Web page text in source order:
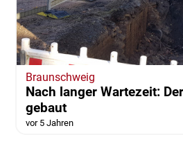
Braunschweig
Nach langer Wartezeit:
gebaut
vor 5 Jahren